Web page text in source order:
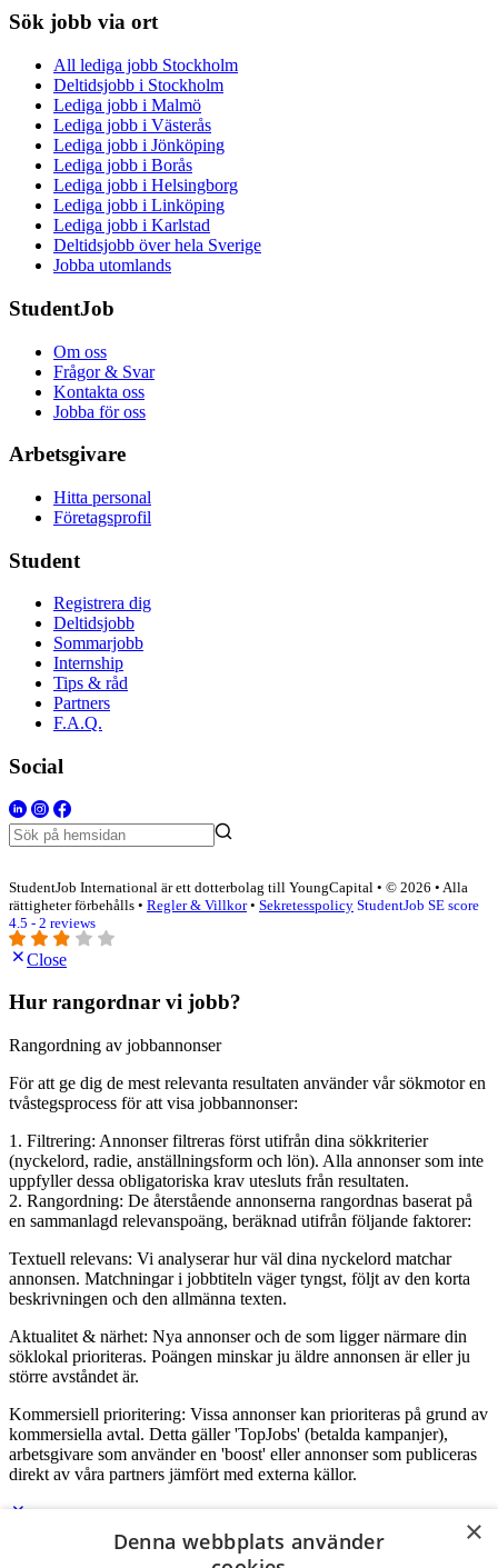
Sök jobb via ort
All lediga jobb Stockholm
Deltidsjobb i Stockholm
Lediga jobb i Malmö
Lediga jobb i Västerås
Lediga jobb i Jönköping
Lediga jobb i Borås
Lediga jobb i Helsingborg
Lediga jobb i Linköping
Lediga jobb i Karlstad
Deltidsjobb över hela Sverige
Jobba utomlands
StudentJob
Om oss
Frågor & Svar
Kontakta oss
Jobba för oss
Arbetsgivare
Hitta personal
Företagsprofil
Student
Registrera dig
Deltidsjobb
Sommarjobb
Internship
Tips & råd
Partners
F.A.Q.
Social
StudentJob International är ett dotterbolag till YoungCapital • © 2026 • Alla
rättigheter förbehålls • Regler & Villkor• Sekretesspolicy StudentJob SE score
4.5 - 2 reviews
Close
Hur rangordnar vi jobb?
Rangordning av jobbannonser
För att ge dig de mest relevanta resultaten använder vår sökmotor en
tvåstegsprocess för att visa jobbannonser:
1. Filtrering: Annonser filtreras först utifrån dina sökkriterier
(nyckelord, radie, anställningsform och lön). Alla annonser som inte
uppfyller dessa obligatoriska krav utesluts från resultaten.
2. Rangordning: De återstående annonserna rangordnas baserat på
en sammanlagd relevanspoäng, beräknad utifrån följande faktorer:
Textuell relevans: Vi analyserar hur väl dina nyckelord matchar
annonsen. Matchningar i jobbtiteln väger tyngst, följt av den korta
beskrivningen och den allmänna texten.
Aktualitet & närhet: Nya annonser och de som ligger närmare din
söklokal prioriteras. Poängen minskar ju äldre annonsen är eller ju
större avståndet är.
Kommersiell prioritering: Vissa annonser kan prioriteras på grund av
kommersiella avtal. Detta gäller 'TopJobs' (betalda kampanjer),
arbetsgivare som använder en 'boost' eller annonser som publiceras
direkt av våra partners jämfört med externa källor.
Logga in som företag
×
Denna webbplats använder